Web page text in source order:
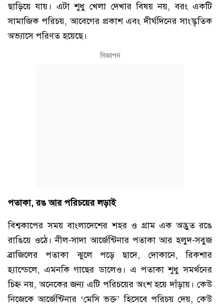
ছাড়িয়ে যায়। এটা শুধু খেলা দেখার বিষয় নয়, বরং একটি
সামাজিক পরিচয়, আবেগের প্রকাশ এবং দীর্ঘদিনের সাংস্কৃতিক
অভ্যাসে পরিণত হয়েছে।
বিজ্ঞাপন
পতাকা, রঙ আর পরিচয়ের লড়াই
বিশ্বকাপের সময় বাংলাদেশের শহর ও গ্রাম এক অদ্ভুত রঙে
রাঙিয়ে ওঠে। নীল-সাদা আর্জেন্টিনার পতাকা আর হলুদ-সবুজ
ব্রাজিলের পতাকা ঝুলে পড়ে ছাদে, দোকানে, রিকশার
হ্যান্ডেলে, এমনকি গাছের ডালেও। এ পতাকা শুধু সমর্থনের
চিহ্ন নয়, অনেকের জন্য এটি পরিচয়ের অংশ হয়ে দাঁড়ায়। কেউ
নিজেকে আর্জেন্টিনার ‘মেসি ভক্ত’ হিসেবে পরিচয় দেয়, কেউ